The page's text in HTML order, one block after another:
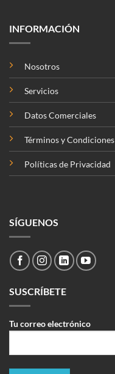
INFORMACIÓN
Nosotros
Servicios
Datos Comerciales
Términos y Condiciones
Políticas de Privacidad
SÍGUENOS
SUSCRÍBETE
Tu correo electrónico